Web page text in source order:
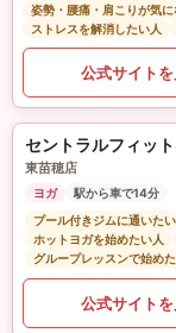
姿勢・腰痛・肩こりが気に
ストレスを解消したい人
公式サイト
セントラルフィッ
東苗穂店
ヨガ
駅から車で14分
プール付きジムに通いた
ホットヨガを始めたい人
グループレッスンで始め
公式サイト